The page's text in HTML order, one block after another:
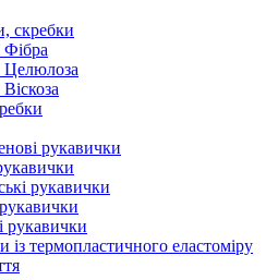
скребки
Фібра
Целюлоза
рукавички
рукавички
рукавички
із термопластичного еластоміру